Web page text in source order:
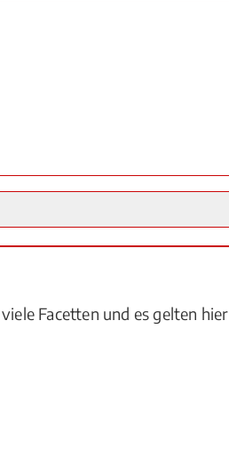
Facetten und es gelten hier